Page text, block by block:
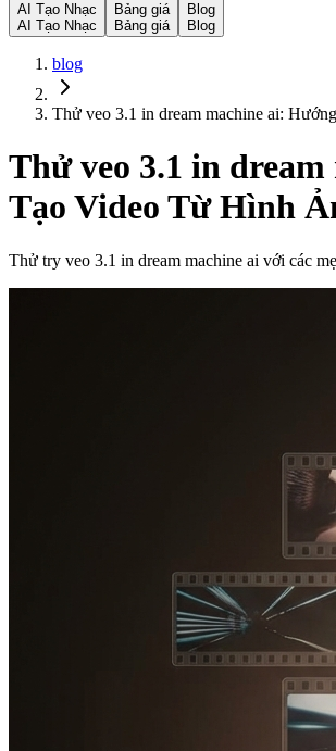
AI Tạo Nhạc
AI Tạo Nhạc
Bảng giá
Bảng giá
Blog
Blog
blog
Thử veo 3.1 in dream machine ai:
Thử veo 3.1 in
Tạo Video Từ Hình
Thử try veo 3.1 in dream machine ai với các